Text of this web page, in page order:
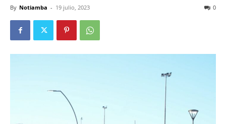
By Notiamba - 19 julio, 2023 0